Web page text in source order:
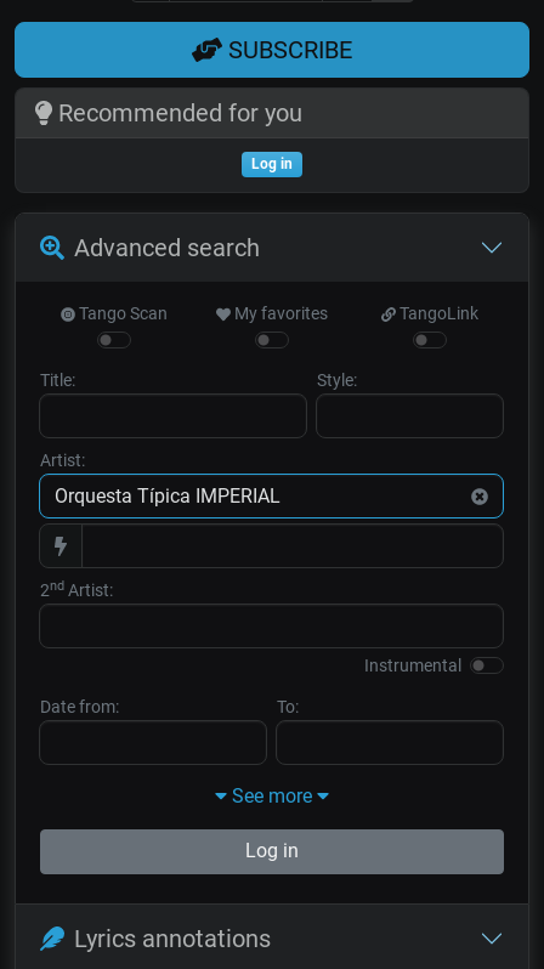
SUBSCRIBE
Recommended for you
Log in
Advanced search
Tango Scan My favorites TangoLink
Title: Style:
Artist:
2nd Artist:
Instrumental
Date from: To:
See more
Log in
Lyrics annotations